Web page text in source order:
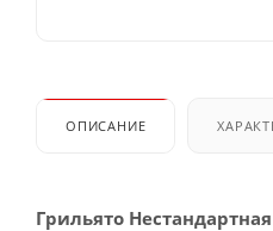
ОПИСАНИЕ
Грильято